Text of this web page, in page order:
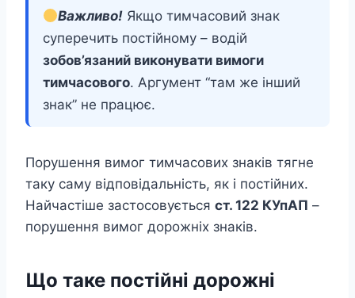
Важливо! Якщо тимчасовий знак
суперечить постійному – водій
зобов’язаний виконувати вимоги
тимчасового. Аргумент “там же інший
знак” не працює.
Порушення вимог тимчасових знаків тягне
таку саму відповідальність, як і постійних.
Найчастіше застосовується ст. 122 КУпАП –
порушення вимог дорожніх знаків.
Що таке постійні дорожні